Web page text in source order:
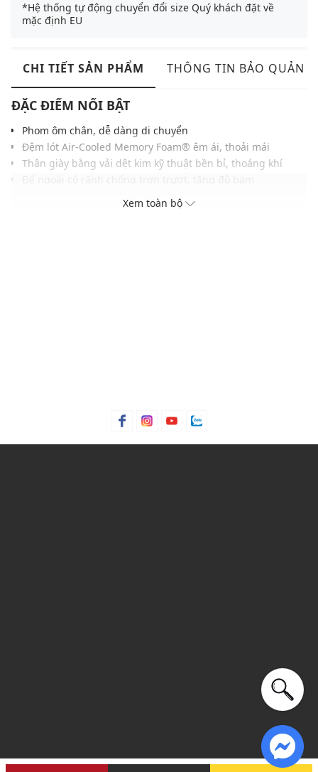
*Hệ thống tự động chuyển đổi size Quý khách đặt về
mặc định EU
CHI TIẾT SẢN PHẨM THÔNG TIN BẢO QUẢN
ĐẶC ĐIỂM NỔI BẬT
Phom ôm chân, dễ dàng di chuyển
Đệm lót Air-Cooled Memory Foam® êm ái, thoải mái
Thân giày bằng vải dệt kim kỹ thuật bền bỉ, thoáng khí
Gam màu dễ phối với nhiều trang phục và phụ kiện
Xem toàn bộ